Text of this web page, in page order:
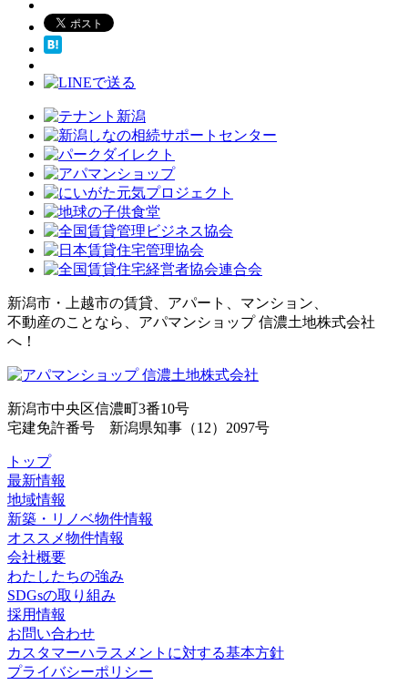
新潟市・上越市の賃貸、アパート、マンション、
不動産のことなら、アパマンショップ 信濃土地株式会社
へ！
新潟市中央区信濃町3番10号
宅建免許番号 新潟県知事（12）2097号
トップ
最新情報
地域情報
新築・リノベ物件情報
オススメ物件情報
会社概要
わたしたちの強み
SDGsの取り組み
採用情報
お問い合わせ
カスタマーハラスメントに対する基本方針
プライバシーポリシー